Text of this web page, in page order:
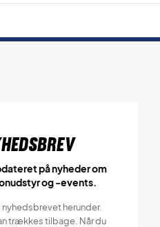
på nyheder om
og -events.
herunder.
trækkes tilbage. Når du